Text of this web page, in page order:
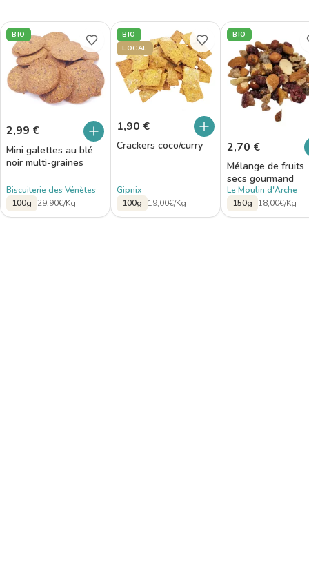
BIO
2,99 €
Mini galettes au blé
noir multi-graines
Biscuiterie des Vénètes
100g
29,90€/Kg
BIO
LOCAL
1,90 €
Crackers coco/curry
Gipnix
100g
19,00€/Kg
BIO
2,70 €
Mélange de fruits
secs gourmand
Le Moulin d'Arche
150g
18,00€/Kg